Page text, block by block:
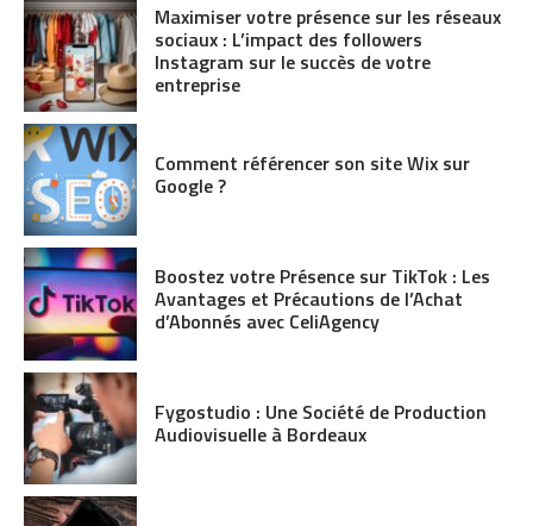
Maximiser votre présence sur les réseaux
sociaux : L’impact des followers
Instagram sur le succès de votre
entreprise
Comment référencer son site Wix sur
Google ?
Boostez votre Présence sur TikTok : Les
Avantages et Précautions de l’Achat
d’Abonnés avec CeliAgency
Fygostudio : Une Société de Production
Audiovisuelle à Bordeaux